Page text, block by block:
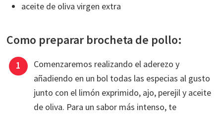
aceite de oliva virgen extra
Como preparar brocheta de pollo:
Comenzaremos realizando el aderezo y
añadiendo en un bol todas las especias al gusto
junto con el limón exprimido, ajo, perejil y aceite
de oliva. Para un sabor más intenso, te